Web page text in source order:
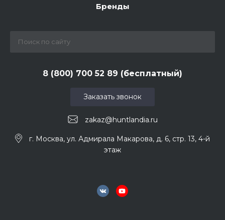
Бренды
8 (800) 700 52 89 (бесплатный)
zakaz@huntlandia.ru
Заказать звонок
г. Москва, ул. Адмирала Макарова, д. 6, стр. 13, 4-й
этаж